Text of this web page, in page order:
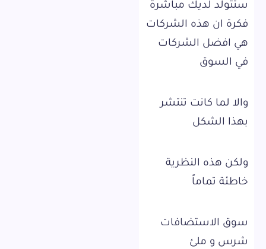
ستتولد لديك مباشرة
فكرة ان هذه الشركات
هي افضل الشركات
في السوق
والا لما كانت تنتشر
بهذا الشكل
ولكن هذه النظرية
خاطئة تماماً
سوق الاستضافات
شرس و ملئ